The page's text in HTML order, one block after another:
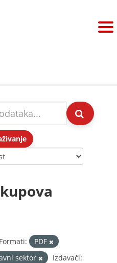
Formati:
PDF
sektor
Izdavači: